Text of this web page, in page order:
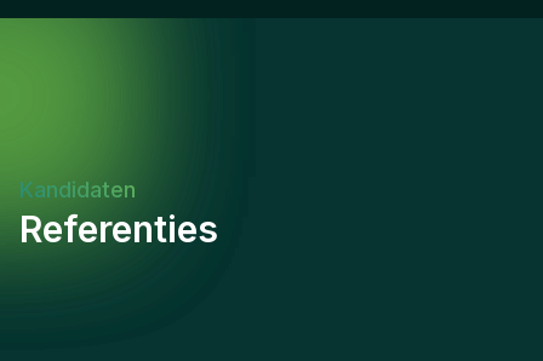
developmentRole Impact & Success:This position
offers the opportunity to make a meaningful
Kandidaten
Referenties